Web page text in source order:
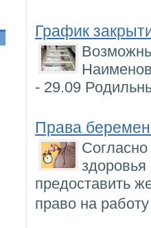
График
- 29.09
Права
здоровья
предоставить
право на